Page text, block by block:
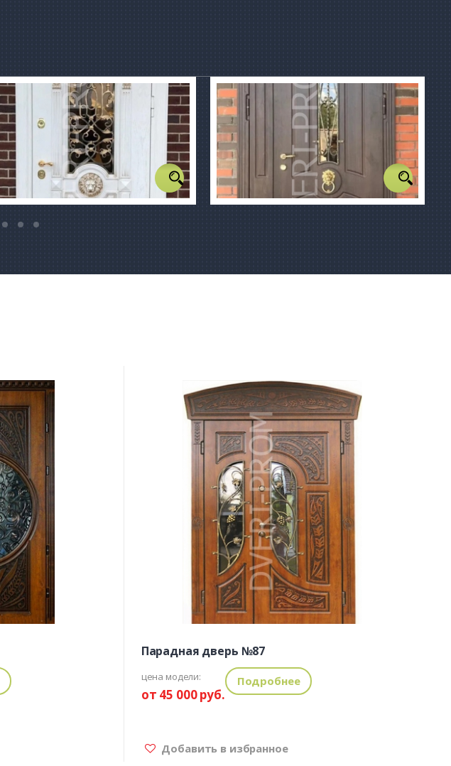
Парадная дверь №87
цена модели:
от 45 000 руб.
Подробнее
Добавить в избранное